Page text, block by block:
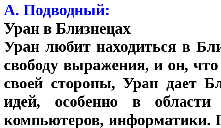
А. Подводный:
Уран в Близнецах
Уран любит находиться в
свободу выражения, и он,
своей стороны, Уран дает
идей, особенно в области
компьютеров, информатики.